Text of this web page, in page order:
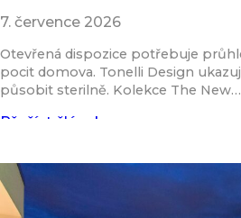
7. července 2026
Otevřená dispozice potřebuje
pocit domova. Tonelli Design
působit sterilně. Kolekce The New…
Přečíst článek